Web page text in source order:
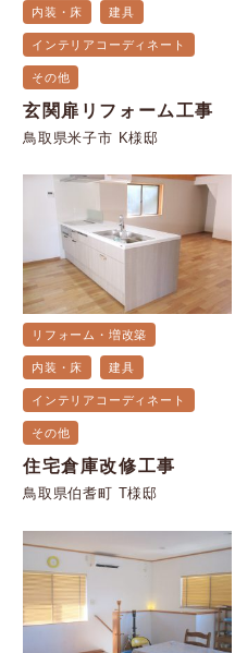
内装・床 建具
インテリアコーディネート
その他
玄関扉リフォーム工事
鳥取県米子市 K様邸
リフォーム・増改築
内装・床 建具
インテリアコーディネート
その他
住宅倉庫改修工事
鳥取県伯耆町 T様邸